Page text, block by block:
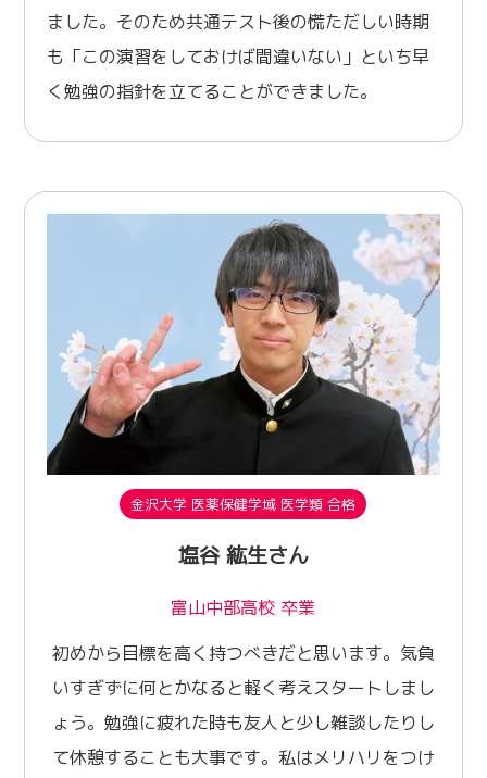
ました。そのため共通テスト後の慌ただしい時期
も「この演習をしておけば間違いない」といち早
く勉強の指針を立てることができました。
金沢大学 医薬保健学域 医学類 合格
塩谷 紘生さん
富山中部高校 卒業
初めから目標を高く持つべきだと思います。気負
いすぎずに何とかなると軽く考えスタートしまし
ょう。勉強に疲れた時も友人と少し雑談したりし
て休憩することも大事です。私はメリハリをつけ